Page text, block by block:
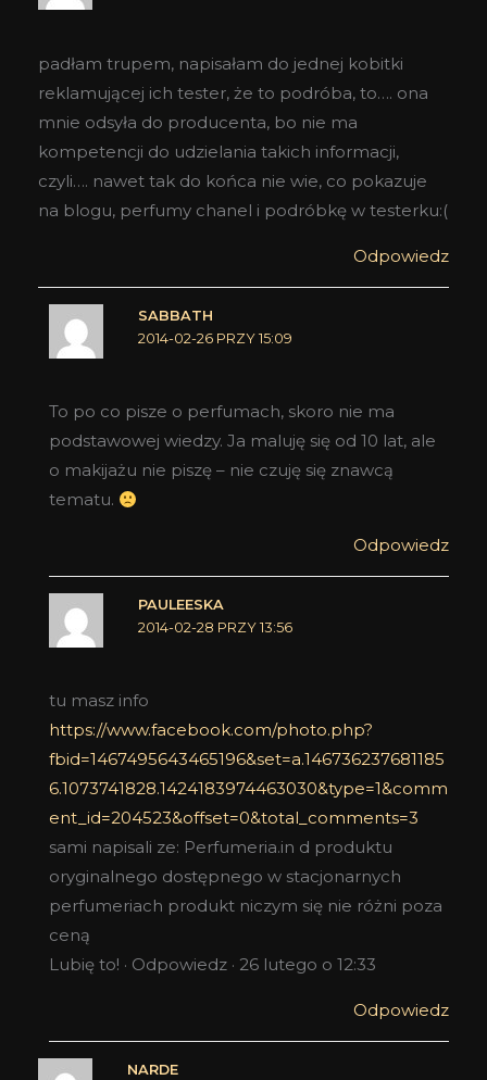
padłam trupem, napisałam do jednej kobitki
reklamującej ich tester, że to podróba, to…. ona
mnie odsyła do producenta, bo nie ma
kompetencji do udzielania takich informacji,
czyli…. nawet tak do końca nie wie, co pokazuje
na blogu, perfumy chanel i podróbkę w testerku:(
Odpowiedz
SABBATH
2014-02-26 PRZY 15:09
To po co pisze o perfumach, skoro nie ma
podstawowej wiedzy. Ja maluję się od 10 lat, ale
o makijażu nie piszę – nie czuję się znawcą
tematu.
Odpowiedz
PAULEESKA
2014-02-28 PRZY 13:56
tu masz info
https://www.facebook.com/photo.php?
fbid=1467495643465196&set=a.146736237681185
6.1073741828.1424183974463030&type=1&comm
ent_id=204523&offset=0&total_comments=3
sami napisali ze: Perfumeria.in d produktu
oryginalnego dostępnego w stacjonarnych
perfumeriach produkt niczym się nie różni poza
ceną
Lubię to! · Odpowiedz · 26 lutego o 12:33
Odpowiedz
NARDE